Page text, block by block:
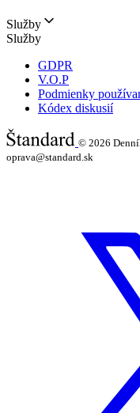
Služby
Služby
GDPR
V.O.P
Podmienky
Kódex diskusií
© 2026
oprava@standard.sk